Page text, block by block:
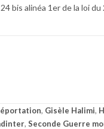
bis alinéa 1er de la loi
, Gisèle Halimi,
, Seconde Guerre